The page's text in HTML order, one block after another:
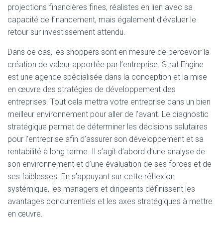
projections financières fines, réalistes en lien avec sa
capacité de financement, mais également d’évaluer le
retour sur investissement attendu.
Dans ce cas, les shoppers sont en mesure de percevoir la
création de valeur apportée par l’entreprise. Strat Engine
est une agence spécialisée dans la conception et la mise
en œuvre des stratégies de développement des
entreprises. Tout cela mettra votre entreprise dans un bien
meilleur environnement pour aller de l’avant. Le diagnostic
stratégique permet de déterminer les décisions salutaires
pour l’entreprise afin d’assurer son développement et sa
rentabilité à long terme. Il s’agit d’abord d’une analyse de
son environnement et d’une évaluation de ses forces et de
ses faiblesses. En s’appuyant sur cette réflexion
systémique, les managers et dirigeants définissent les
avantages concurrentiels et les axes stratégiques à mettre
en œuvre.